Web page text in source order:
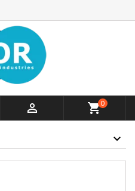
 shopping_cart0